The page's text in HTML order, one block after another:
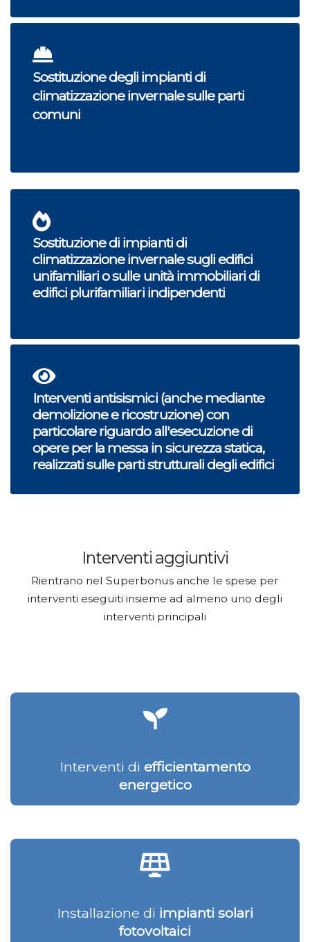
Sostituzione degli impianti di
climatizzazione invernale sulle parti
comuni
Sostituzione di impianti di
climatizzazione invernale sugli edifici
unifamiliari o sulle unità immobiliari di
edifici plurifamiliari indipendenti
Interventi antisismici (anche mediante
demolizione e ricostruzione) con
particolare riguardo all'esecuzione di
opere per la messa in sicurezza statica,
realizzati sulle parti strutturali degli edifici
Interventi aggiuntivi
Rientrano nel Superbonus anche le spese per
interventi eseguiti insieme ad almeno uno degli
interventi principali
Interventi di efficientamento
energetico
Installazione di impianti solari
fotovoltaici